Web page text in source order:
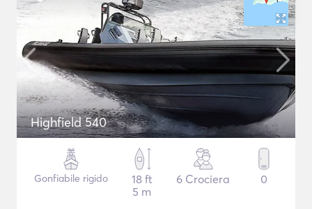
Highfield 540
Gonfiabile rigido
18 ft
5 m
6 Crociera 0